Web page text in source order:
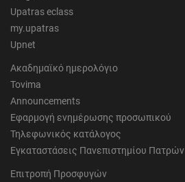
Upatras eclass
my.upatras
Upnet
Ακαδημαϊκό ημερολόγιο
Tovima
Announcements
Εφαρμογή ενημέρωσης προσωπικού
Τηλεφωνικός κατάλογος
Εγκαταστάσεις Πανεπιστημίου Πατρών
Επιτροπή Προσφυγών